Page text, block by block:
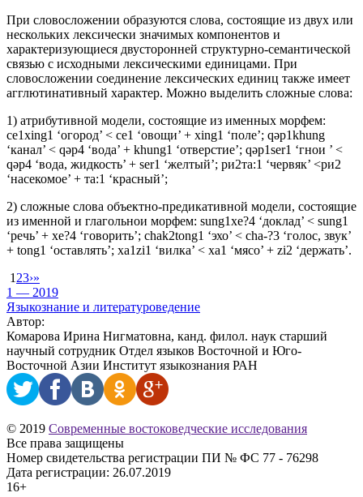
При словосложении образуются слова, состоящие из двух или
нескольких лексически значимых компонентов и
характеризующиеся двусторонней структурно-семантической
связью с исходными лексическими единицами. При
словосложении соединение лексических единиц также имеет
агглютинативный характер. Можно выделить сложные слова:
1) атрибутивной модели, состоящие из именных морфем:
ce1xing1 ‘огород’ < се1 ‘овощи’ + xing1 ‘поле’; qəp1khung
‘канал’ < qəр4 ‘вода’ + khung1 ‘отверстие’; qəp1ser1 ‘гнои ’ <
qəр4 ‘вода, жидкость’ + ser1 ‘желтый’; ри2та:1 ‘червяк’ <ри2
‘насекомое’ + та:1 ‘красный’;
2) сложные слова объектно-предикативной модели, состоящие
из именной и глагольнои морфем: sung1xe?4 ‘доклад’ < sung1
‘речь’ + хе?4 ‘говорить’; chak2tong1 ‘эхо’ < cha-?3 ‘голос, звук’
+ tong1 ‘оставлять’; xa1zi1 ‘вилка’ < ха1 ‘мясо’ + zi2 ‘держать’.
1 23›»
1 — 2019
Языкознание и литературоведение
Автор:
Комарова Ирина Нигматовна, канд. филол. наук старший
научный сотрудник Отдел языков Восточной и Юго-
Восточной Азии Институт языкознания РАН
© 2019 Современные востоковедческие исследования
Все права защищены
Номер свидетельства регистрации ПИ № ФС 77 - 76298
Дата регистрации: 26.07.2019
16+